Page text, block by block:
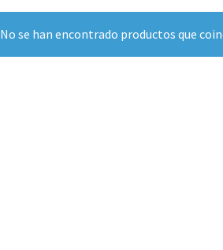
No se han encontrado productos que